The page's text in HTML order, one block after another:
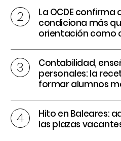
La OCDE
condiciona más
orientación como
Contabilidad,
personales: la
formar alumnos
Hito en Baleares:
las plazas